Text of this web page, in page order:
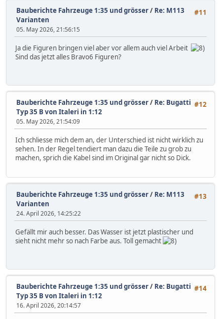
#11
Bauberichte Fahrzeuge 1:35 und grösser/ Re: M113
Varianten
05. May 2026, 21:56:15
Ja die Figuren bringen viel aber vor allem auch viel Arbeit
Sind das jetzt alles Bravo6 Figuren?
#12
Bauberichte Fahrzeuge 1:35 und grösser/ Re: Bugatti
Typ 35 B von Italeri in 1:12
05. May 2026, 21:54:09
Ich schliesse mich dem an, der Unterschied ist nicht wirklich zu
sehen. In der Regel tendiert man dazu die Teile zu grob zu
machen, sprich die Kabel sind im Original gar nicht so Dick.
#13
Bauberichte Fahrzeuge 1:35 und grösser/ Re: M113
Varianten
24. April 2026, 14:25:22
Gefällt mir auch besser. Das Wasser ist jetzt plastischer und
sieht nicht mehr so nach Farbe aus. Toll gemacht
#14
Bauberichte Fahrzeuge 1:35 und grösser/ Re: Bugatti
Typ 35 B von Italeri in 1:12
16. April 2026, 20:14:57